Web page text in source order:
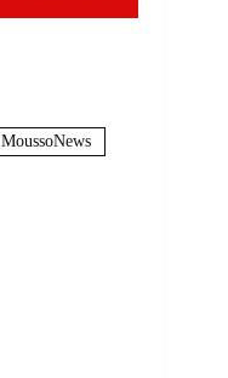
MoussoNews